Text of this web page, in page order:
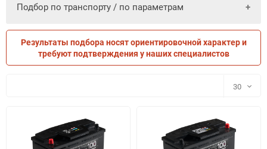
Подбор по транспорту / по параметрам
ПО ТРАНСПОРТУ ПО ПАРАМЕТРАМ
Результаты подбора носят ориентировочной характер и
требуют подтверждения у наших специалистов
30
30
60